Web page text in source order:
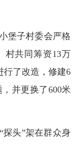
堡子村委会严格
村共同筹资13万
行了改造，修建6
并更换了600米
头”架在群众身